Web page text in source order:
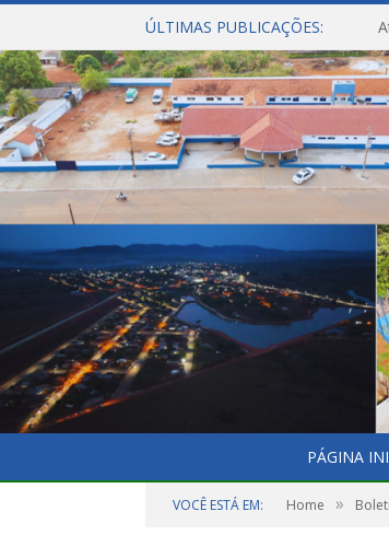
ÚLTIMAS PUBLICAÇÕES:
PÁGINA
VOCÊ ESTÁ EM: Home »